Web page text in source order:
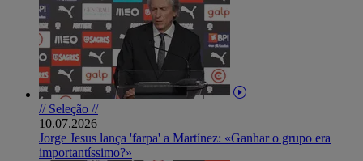
// Seleção //
10.07.2026
Jorge Jesus lança 'farpa' a Martínez: «Ganhar o grupo era
importantíssimo?»